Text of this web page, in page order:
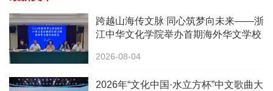
跨越山海传文脉 同心筑梦向未来——浙
江中华文化学院举办首期海外华文学校
2026-08-04
2026年“文化中国·水立方杯”中文歌曲大